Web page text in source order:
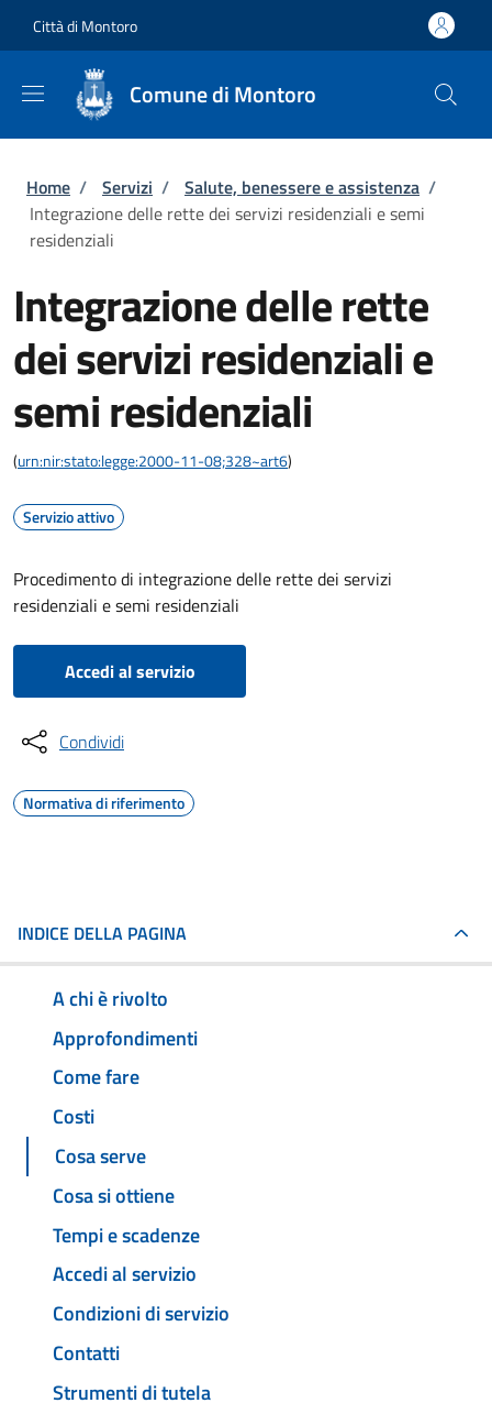
Città di Montoro
Comune di Montoro
Briciole di pane
Home / Servizi / Salute, benessere e assistenza /
Integrazione delle rette dei servizi residenziali e semi
residenziali
Integrazione delle rette
dei servizi residenziali e
semi residenziali
(urn:nir:stato:legge:2000-11-08;328~art6)
Servizio attivo
Procedimento di integrazione delle rette dei servizi
residenziali e semi residenziali
Accedi al servizio
Condividi
Normativa di riferimento
INDICE DELLA PAGINA
A chi è rivolto
Approfondimenti
Come fare
Costi
Cosa serve
Cosa si ottiene
Tempi e scadenze
Accedi al servizio
Condizioni di servizio
Contatti
Strumenti di tutela